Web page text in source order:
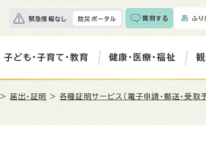
緊急情報なし 防災ポータル 質問する ふり
子ども・子育て・教育 健康・医療・福祉 観
> 届出・証明 >各種証明サービス（電子申請・郵送・受取